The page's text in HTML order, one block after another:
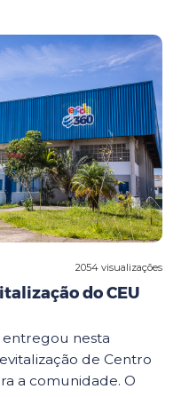
2054 visualizações
do CEU
nesta
de Centro
a comunidade. O